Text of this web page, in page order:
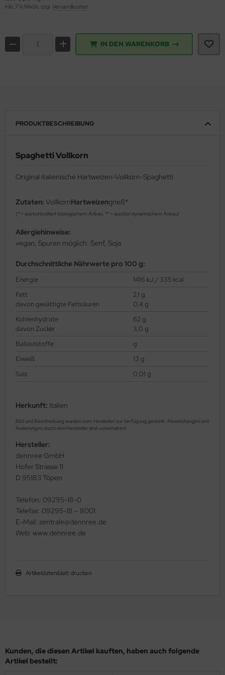
inkl. 7 % MwSt. zzgl. Versandkosten
IN DEN WARENKORB
PRODUKTBESCHREIBUNG
Spaghetti Vollkorn
Original italienische Hartweizen-Vollkorn-Spaghetti
Zutaten: VollkornHartweizengrieß*
(* = aus kontrolliert biologischem Anbau, ** = aus biol.dynamischem Anbau)
Allergiehinweise:
vegan, Spuren möglich: Senf, Soja
Durchschnittliche Nährwerte pro 100 g:
Energie
1416 kJ / 335 kcal
Fett
davon gesättigte Fettsäuren
2,1 g
0,4 g
Kohlenhydrate
davon Zucker
62 g
3,0 g
Ballaststoffe
g
Eiweiß
13 g
Salz
0,01 g
Herkunft: Italien
Bild und Beschreibung wurden vom Hersteller zur Verfügung gestellt. Abweichungen und
Änderungen durch den Hersteller sind vorbehalten!
Hersteller:
dennree GmbH
Hofer Strasse 11
D 95183 Töpen
Telefon: 09295-18-0
Telefax: 09295-18 – 8001
E-Mail: zentrale@dennree.de
Web: www.dennree.de
Artikeldatenblatt drucken
Kunden, die diesen Artikel kauften, haben auch folgende
Artikel bestellt: